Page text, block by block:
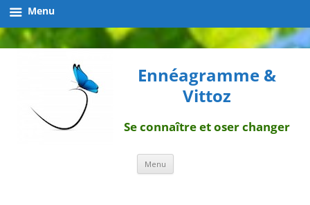
Ennéagramme &
Vittoz
Se connaître et oser changer
Menu Aller
contenu
Menu